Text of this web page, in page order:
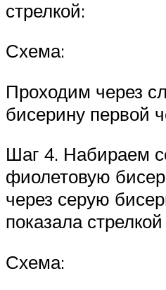
стрелкой:
Схема:
Проходим через
бисерину первой
Шаг 4. Набираем
фиолетовую
через серую
показала
Схема: